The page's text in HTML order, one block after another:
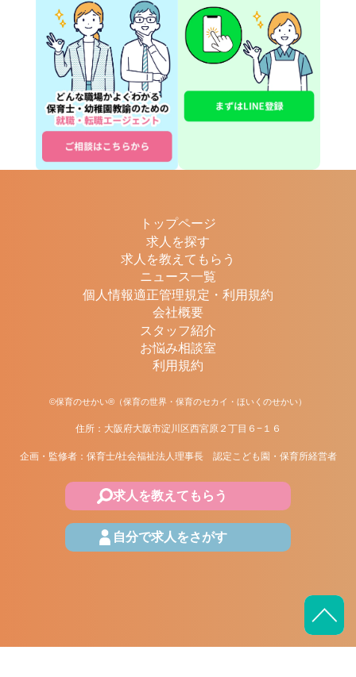
トップページ
求人を探す
求人を教えてもらう
ニュース一覧
個人情報適正管理規定・利用規約
会社概要
スタッフ紹介
お悩み相談室
利用規約
©保育のせかい®（保育の世界・保育のセカイ・ほいくのせかい）
住所：大阪府大阪市淀川区西宮原２丁目６−１６
企画・監修者：保育士/社会福祉法人理事長 認定こども園・保育所経営者
求人を教えてもらう
自分で求人をさがす